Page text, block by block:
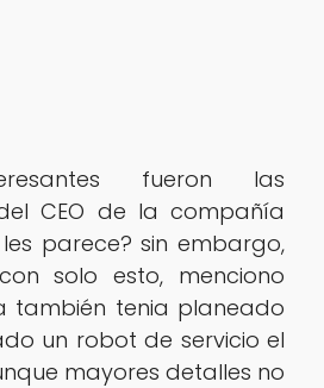
fueron las
CEO de la compañía
parece? sin embargo,
solo esto, menciono
también tenia planeado
un robot de servicio el
mayores detalles no